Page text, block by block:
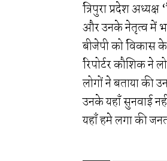
त्रिपुरा प्रदेश
और उनके नेतृत्व में
बीजेपी को विकास
रिपोर्टर कौशिक ने
लोगों ने बताया की
उनके यहाँ सुनवाई
यहाँ हमे लगा की